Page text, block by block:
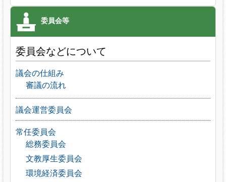
委員会などについて
議会の仕組み
審議の流れ
議会運営委員会
常任委員会
総務委員会
文教厚生委員会
環境経済委員会